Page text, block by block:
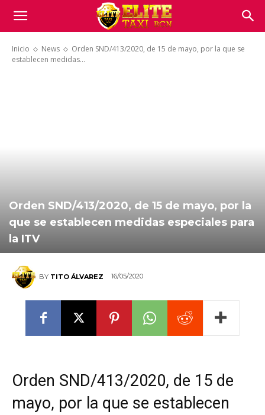
Inicio News
Orden SND/413/2020, de 15 de mayo, por la que se
establecen medidas...
Orden SND/413/2020, de 15 de mayo, por la
que se establecen medidas especiales para
la ITV
BY TITO ÁLVAREZ 16/05/2020
Orden SND/413/2020, de 15 de
mayo, por la que se establecen